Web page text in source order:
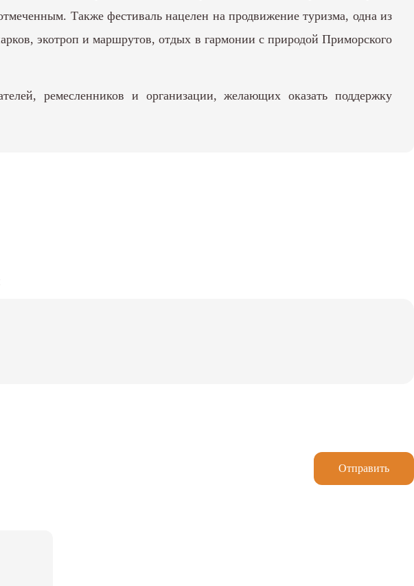
Также фестиваль нацелен на продвижение туризма, одна из
экотроп и маршрутов, отдых в гармонии с природой Приморского
ремесленников и организации, желающих оказать поддержку
Отправить